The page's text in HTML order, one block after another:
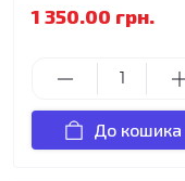
1 350.00 грн.
До кошика